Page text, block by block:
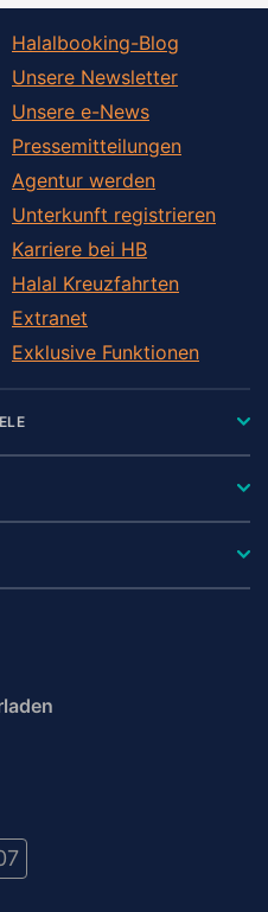
Halalbooking-Blog
Unsere Newsletter
Unsere e-News
Pressemitteilungen
Agentur werden
Unterkunft registrieren
Karriere bei HB
Halal Kreuzfahrten
Extranet
Exklusive Funktionen